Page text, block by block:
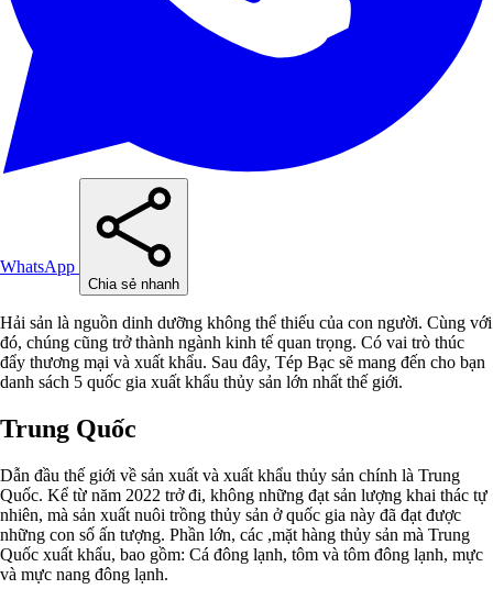
WhatsApp
Chia sẻ nhanh
Hải sản là nguồn dinh dưỡng không thể thiếu của con người. Cùng với
đó, chúng cũng trở thành ngành kinh tế quan trọng. Có vai trò thúc
đẩy thương mại và xuất khẩu. Sau đây, Tép Bạc sẽ mang đến cho bạn
danh sách 5 quốc gia xuất khẩu thủy sản lớn nhất thế giới.
Trung Quốc
Dẫn đầu thế giới về sản xuất và xuất khẩu thủy sản chính là Trung
Quốc. Kể từ năm 2022 trở đi, không những đạt sản lượng khai thác tự
nhiên, mà sản xuất nuôi trồng thủy sản ở quốc gia này đã đạt được
những con số ấn tượng. Phần lớn, các ,mặt hàng thủy sản mà Trung
Quốc xuất khẩu, bao gồm: Cá đông lạnh, tôm và tôm đông lạnh, mực
và mực nang đông lạnh.